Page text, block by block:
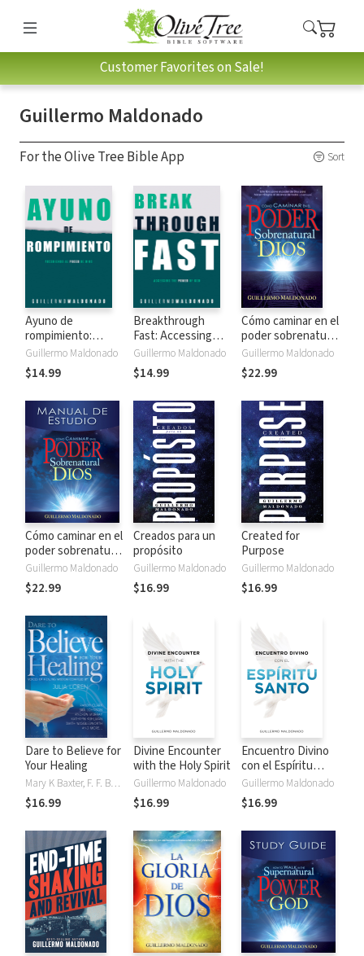
Customer Favorites on Sale!
Guillermo Maldonado
For the Olive Tree Bible App Sort
Ayuno de
rompimiento:
Accediendo al
poder de Dios
Guillermo Maldonado
$14.99
Breakthrough
Fast: Accessing
the Power of God
Guillermo Maldonado
$14.99
Cómo caminar en el
poder sobrenatural
de Dios
Guillermo Maldonado
$22.99
Cómo caminar en el
poder sobrenatural
de Dios: Manual de
estudio
Guillermo Maldonado
$22.99
Creados para un
propósito
Guillermo Maldonado
$16.99
Created for
Purpose
Guillermo Maldonado
$16.99
Dare to Believe for
Your Healing
Mary K Baxter, F. F. Bosworth, Randy Clark, Marilyn Hickey, Bill Johnson, John G Lake, Guillermo Maldonado, Smith Wigglesworth
$16.99
Divine Encounter
with the Holy Spirit
Guillermo Maldonado
$16.99
Encuentro Divino
con el Espíritu
Santo
Guillermo Maldonado
$16.99